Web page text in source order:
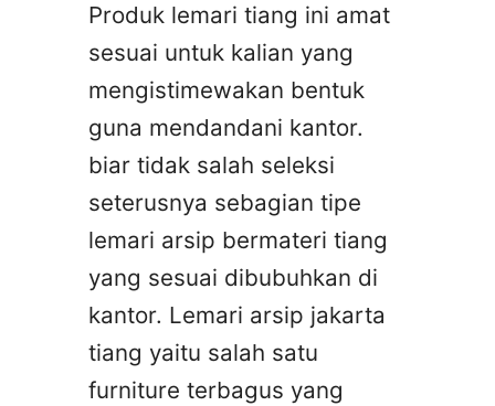
Produk lemari tiang ini amat
sesuai untuk kalian yang
mengistimewakan bentuk
guna mendandani kantor.
biar tidak salah seleksi
seterusnya sebagian tipe
lemari arsip bermateri tiang
yang sesuai dibubuhkan di
kantor. Lemari arsip jakarta
tiang yaitu salah satu
furniture terbagus yang